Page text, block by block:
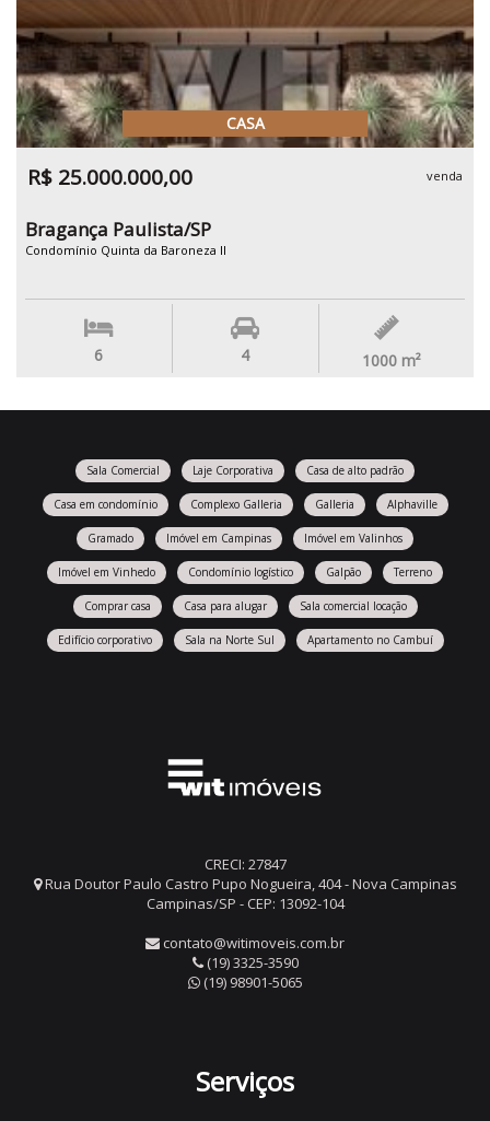
CASA
R$ 25.000.000,00 venda
Bragança Paulista/SP
Condomínio Quinta da Baroneza II
6 4 1000 m²
Sala Comercial Laje Corporativa Casa de alto padrão
Casa em condomínio Complexo Galleria Galleria Alphaville
Gramado Imóvel em Campinas Imóvel em Valinhos
Imóvel em Vinhedo Condomínio logístico Galpão Terreno
Comprar casa Casa para alugar Sala comercial locação
Edifício corporativo Sala na Norte Sul Apartamento no Cambuí
CRECI: 27847
Rua Doutor Paulo Castro Pupo Nogueira, 404 - Nova Campinas
Campinas/SP - CEP: 13092-104
contato@witimoveis.com.br
(19) 3325-3590
(19) 98901-5065
Serviços